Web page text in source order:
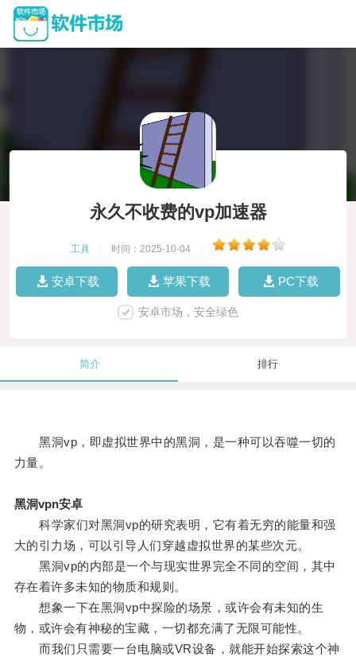
永久不收费的vp加速器
工具 时间：2025-10-04
安卓下载 苹果下载 PC下载
安卓市场，安全绿色
简介 排行
黑洞vp，即虚拟世界中的黑洞，是一种可以吞噬一切的
力量。
黑洞vpn安卓
科学家们对黑洞vp的研究表明，它有着无穷的能量和强
大的引力场，可以引导人们穿越虚拟世界的某些次元。
黑洞vp的内部是一个与现实世界完全不同的空间，其中
存在着许多未知的物质和规则。
想象一下在黑洞vp中探险的场景，或许会有未知的生
物，或许会有神秘的宝藏，一切都充满了无限可能性。
而我们只需要一台电脑或VR设备，就能开始探索这个神